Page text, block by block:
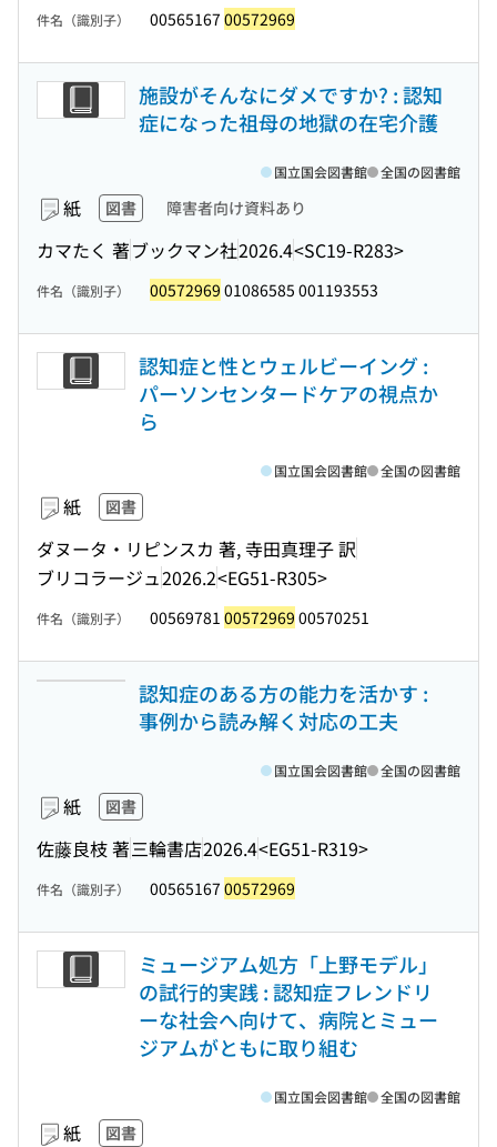
件名（識別子） 00565167 00572969
施設がそんなにダメですか? : 認知
症になった祖母の地獄の在宅介護
紙 図書 障害者向け資料あり
カマたく 著ブックマン社2026.4<SC19-R283>
国立国会図書館 全国の図書館
件名（識別子） 00572969 01086585 001193553
認知症と性とウェルビーイング :
パーソンセンタードケアの視点か
ら
紙 図書
ダヌータ・リピンスカ 著, 寺田真理子 訳
ブリコラージュ2026.2<EG51-R305>
国立国会図書館 全国の図書館
件名（識別子） 00569781 00572969 00570251
認知症のある方の能力を活かす :
事例から読み解く対応の工夫
紙 図書
佐藤良枝 著三輪書店2026.4<EG51-R319>
国立国会図書館 全国の図書館
件名（識別子） 00565167 00572969
ミュージアム処方「上野モデル」
の試行的実践 : 認知症フレンドリ
ーな社会へ向けて、病院とミュー
ジアムがともに取り組む
紙 図書
国立国会図書館 全国の図書館